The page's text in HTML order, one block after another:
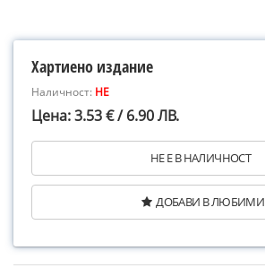
Хартиено издание
Наличност: НЕ
Цена: 3.53 € / 6.90 ЛВ.
НЕ Е В НАЛИЧНОСТ
ДОБАВИ В ЛЮБИМИ